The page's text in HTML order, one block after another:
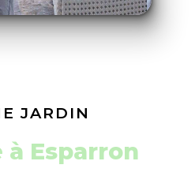
JARDIN
à Esparron